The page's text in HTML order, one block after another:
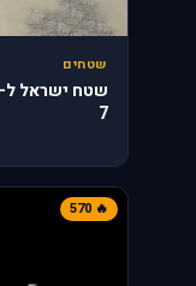
שטחים
7
🔥 570